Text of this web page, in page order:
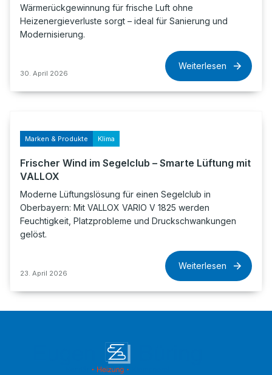
Wärmerückgewinnung für frische Luft ohne
Heizenergieverluste sorgt – ideal für Sanierung und
Modernisierung.
30. April 2026
Weiterlesen
Marken & Produkte Klima
Frischer Wind im Segelclub – Smarte Lüftung mit
VALLOX
Moderne Lüftungslösung für einen Segelclub in
Oberbayern: Mit VALLOX VARIO V 1825 werden
Feuchtigkeit, Platzprobleme und Druckschwankungen
gelöst.
23. April 2026
Weiterlesen